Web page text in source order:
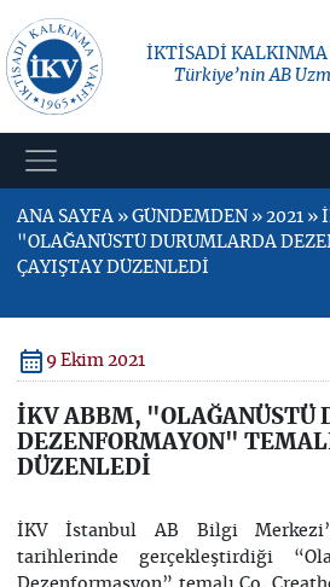
İKTİSADİ KALKINMA
Türkiye’nin AB
ANA SAYFA » GÜNDEMDEN » 2021 »
"OLAĞANÜSTÜ DURUMLARDA
ÇAYIŞTAY DÜZENLEDİ
9 Ekim 2021
İKV ABBM, "OLAĞANÜSTÜ
DEZENFORMAYON"
DÜZENLEDİ
İKV İstanbul AB Bilgi
tarihlerinde gerçekleştirdiği